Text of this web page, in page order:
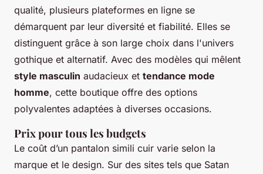
qualité, plusieurs plateformes en ligne se
démarquent par leur diversité et fiabilité. Elles se
distinguent grâce à son large choix dans l'univers
gothique et alternatif. Avec des modèles qui mêlent
style masculin audacieux et tendance mode
homme, cette boutique offre des options
polyvalentes adaptées à diverses occasions.
Prix pour tous les budgets
Le coût d’un pantalon simili cuir varie selon la
marque et le design. Sur des sites tels que Satan